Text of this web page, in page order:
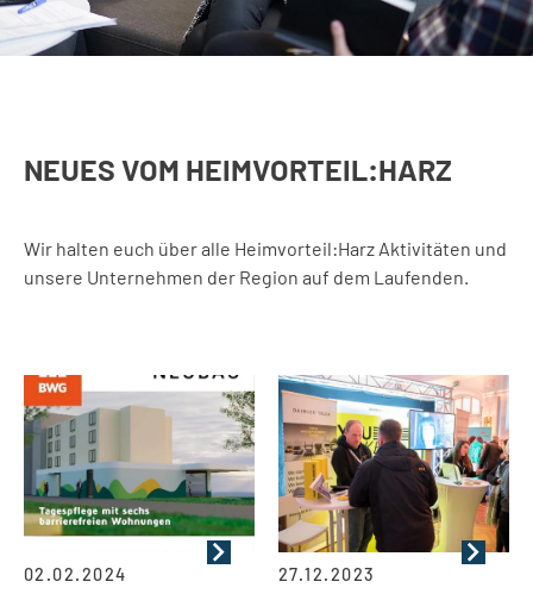
NEUES VOM HEIMVORTEIL:HARZ
Wir halten euch über alle Heimvorteil:Harz Aktivitäten und
unsere Unternehmen der Region auf dem Laufenden.
02.02.2024 27.12.2023